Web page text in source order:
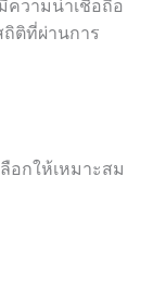
ความน่าเชื่อถือ
ถิติที่ผ่านการ
อกให้เหมาะสม